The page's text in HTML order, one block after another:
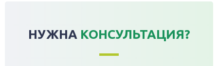
НУЖНА КОНСУЛЬТАЦИЯ?